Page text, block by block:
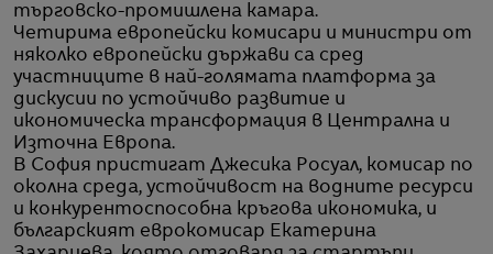
търговско-промишлена камара.
Четирима европейски комисари и министри от
няколко европейски държави са сред
участниците в най-голямата платформа за
дискусии по устойчиво развитие и
икономическа трансформация в Централна и
Източна Европа.
В София пристигат Джесика Росуал, комисар по
околна среда, устойчивост на водните ресурси
и конкурентоспособна кръгова икономика, и
българският еврокомисар Екатерина